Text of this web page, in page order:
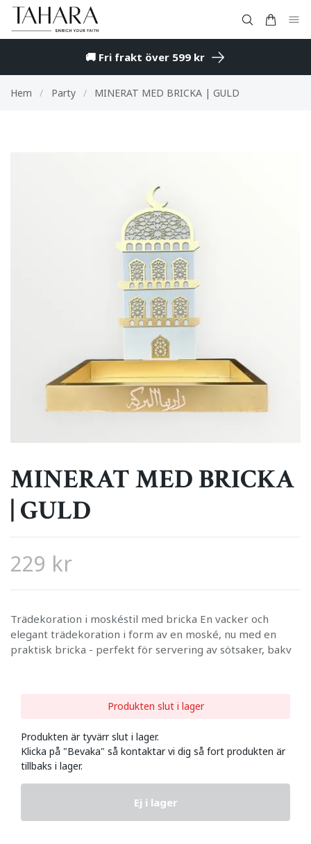
🚚 Fri frakt över 599 kr
Hem / Party / MINERAT MED BRICKA | GULD
MINERAT MED BRICKA
| GULD
229 kr
Trädekoration i moskéstil med bricka En vacker och
elegant trädekoration i form av en moské, nu med en
praktisk bricka - perfekt för servering av sötsaker, bakv
Produkten slut i lager
Produkten är tyvärr slut i lager.
Klicka på "Bevaka" så kontaktar vi dig så fort produkten är
tillbaks i lager.
Ej i lager